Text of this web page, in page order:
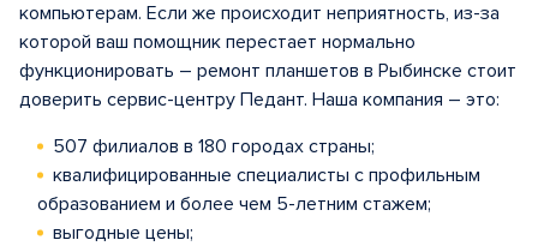
компьютерам. Если же происходит неприятность, из-за
которой ваш помощник перестает нормально
функционировать – ремонт планшетов в Рыбинске стоит
доверить сервис-центру Педант. Наша компания – это:
507 филиалов в 180 городах страны;
квалифицированные специалисты с профильным
образованием и более чем 5-летним стажем;
выгодные цены;